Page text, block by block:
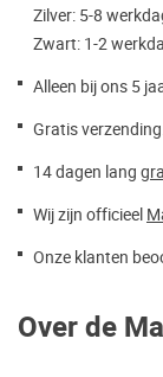
Zilver: 5-8
Zwart: 1-2
Alleen bij ons 5
Gratis
14 dagen lang
Wij zijn officieel
Onze klanten
Over de